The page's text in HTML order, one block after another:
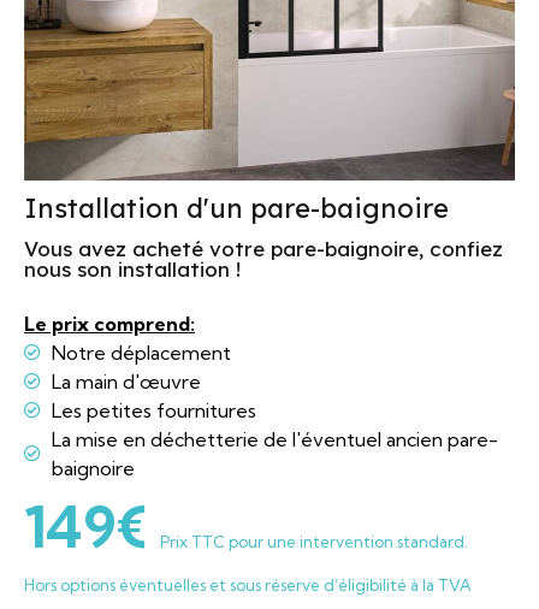
Installation d'un pare-baignoire
Vous avez acheté votre pare-baignoire, confiez
nous son installation !
Le prix comprend:
Notre déplacement
La main d'œuvre
Les petites fournitures
La mise en déchetterie de l'éventuel ancien pare-
baignoire
149€ Prix TTC pour une intervention standard.
Hors options éventuelles et sous réserve d’éligibilité à la TVA